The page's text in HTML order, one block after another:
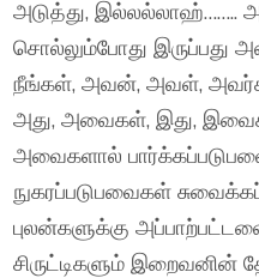
அடுத்து, இல்லல்லாஹ்……..
சொல்லும்போது இருப்பது
நீங்கள், அவன், அவள்,
அது, அவைகள், இது,
அவைகளால்
நுகரப்படுபவைகள்
புலன்களுக்கு
சிருட்டிகளும் இறைவனின்